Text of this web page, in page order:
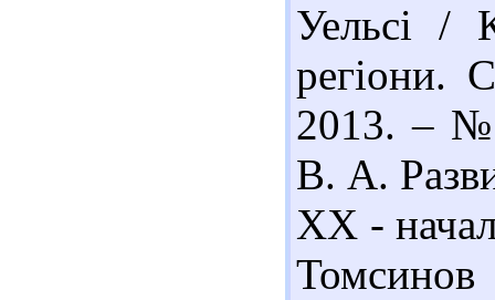
Уельсі /
регіони.
2013. – №
В. А.
ХХ -